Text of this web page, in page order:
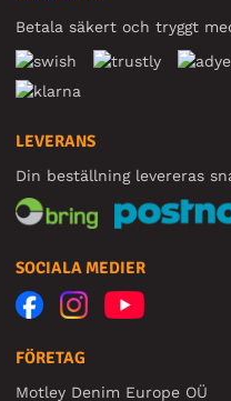
Betala säkert och tryggt
LEVERANS
Din beställning levereras
SOCIALA MEDIER
FÖRETAG
Motley Denim Europe OÜ